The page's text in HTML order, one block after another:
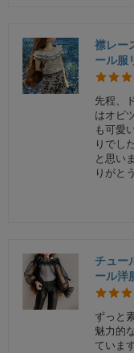
襟レー
ール服
先程、
はオビ
も可愛
りでし
と思い
りがと
チュー
ール洋
ずっと
魅力的
ていま